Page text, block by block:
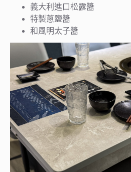
義大利進口松露醬
特製蔥鹽醬
和風明太子醬